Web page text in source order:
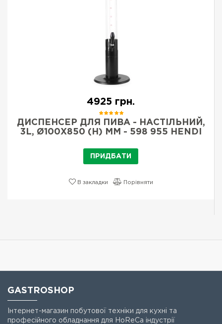
4925 грн.
ДИСПЕНСЕР ДЛЯ ПИВА - НАСТІЛЬНИЙ,
3L, Ø100X850 (H) ММ - 598 955 HENDI
ПРИДБАТИ
В закладки Порівняти
GASTROSHOP
Інтернет-магазин побутової техніки для кухні та
професійного обладнання для HoReCa індустрії